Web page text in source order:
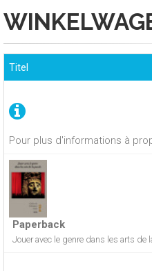
Pour plus d'informations à
Titel
Paperback
Jouer avec le genre dans les arts de